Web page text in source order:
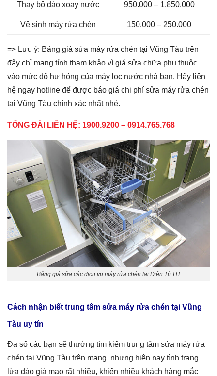
Thay bộ đảo xoay nước 950.000 – 1.850.000
Vệ sinh máy rửa chén 150.000 – 250.000
=> Lưu ý: Bảng giá sửa máy rửa chén tại Vũng Tàu trên
đây chỉ mang tính tham khảo vì giá sửa chữa phụ thuộc
vào mức độ hư hỏng của máy lọc nước nhà bạn. Hãy liên
hệ ngay hotline để được báo giá chi phí sửa máy rửa chén
tại Vũng Tàu chính xác nhất nhé.
TỔNG ĐÀI LIÊN HỆ: 1900.9200 – 0914.765.768
Bảng giá sửa các dịch vụ máy rửa chén tại Điện Tử HT
Cách nhận biết trung tâm sửa máy rửa chén tại Vũng
Tàu uy tín
Đa số các bạn sẽ thường tìm kiếm trung tâm sửa máy rửa
chén tại Vũng Tàu trên mạng, nhưng hiện nay tình trạng
lừa đảo giả mạo rất nhiều, khiến nhiều khách hàng mắc